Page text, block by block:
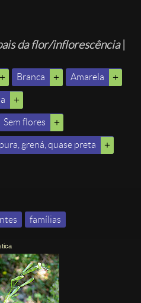
da flor/inflorescência|
Branca Amarela
Sem flores
grená, quase preta
famílias